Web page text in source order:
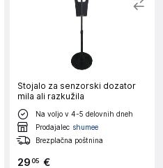
Stojalo za senzorski dozator
mila ali razkužila
Na voljo v 4-5 delovnih dneh
Prodajalec shumee
Brezplačna poštnina
2905 €